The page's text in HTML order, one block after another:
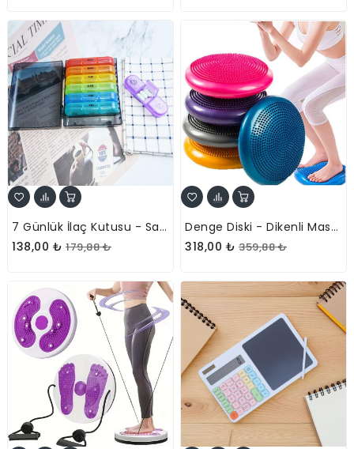
7 Günlük İlaç Kutusu - Sabah Öğlen Akşam 3 Bölmeli - Taşınabilir Tasarım
138,00 ₺ 179,88 ₺
Denge Diski - Dikenli Masaj Yüzeyli - Pilates Ve Koordinasyon Minderi
318,00 ₺ 359,88 ₺